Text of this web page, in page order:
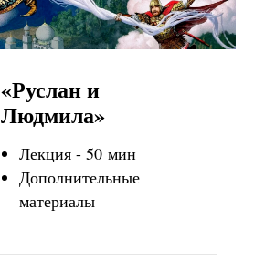
«Руслан и
Людмила»
Лекция - 50 мин
Дополнительные
материалы